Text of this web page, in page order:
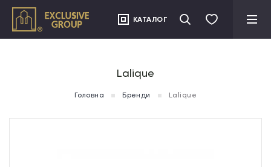
КАТАЛОГ
Lalique
Головна Бренди Lalique